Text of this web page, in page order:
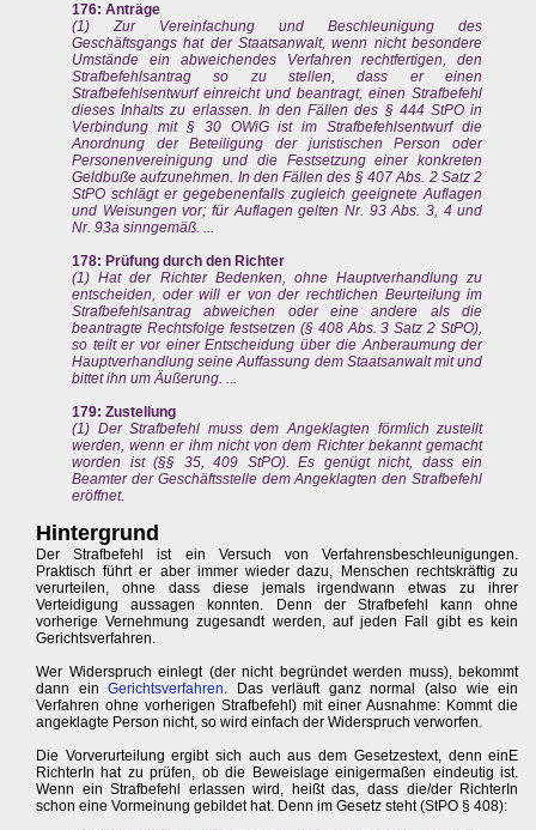
176: Anträge
(1) Zur Vereinfachung und Beschleunigung des
Geschäftsgangs hat der Staatsanwalt, wenn nicht besondere
Umstände ein abweichendes Verfahren rechtfertigen, den
Strafbefehlsantrag so zu stellen, dass er einen
Strafbefehlsentwurf einreicht und beantragt, einen Strafbefehl
dieses Inhalts zu erlassen. In den Fällen des § 444 StPO in
Verbindung mit § 30 OWiG ist im Strafbefehlsentwurf die
Anordnung der Beteiligung der juristischen Person oder
Personenvereinigung und die Festsetzung einer konkreten
Geldbuße aufzunehmen. In den Fällen des § 407 Abs. 2 Satz 2
StPO schlägt er gegebenenfalls zugleich geeignete Auflagen
und Weisungen vor; für Auflagen gelten Nr. 93 Abs. 3, 4 und
Nr. 93a sinngemäß. ...
178: Prüfung durch den Richter
(1) Hat der Richter Bedenken, ohne Hauptverhandlung zu
entscheiden, oder will er von der rechtlichen Beurteilung im
Strafbefehlsantrag abweichen oder eine andere als die
beantragte Rechtsfolge festsetzen (§ 408 Abs. 3 Satz 2 StPO),
so teilt er vor einer Entscheidung über die Anberaumung der
Hauptverhandlung seine Auffassung dem Staatsanwalt mit und
bittet ihn um Äußerung. ...
179: Zustellung
(1) Der Strafbefehl muss dem Angeklagten förmlich zustellt
werden, wenn er ihm nicht von dem Richter bekannt gemacht
worden ist (§§ 35, 409 StPO). Es genügt nicht, dass ein
Beamter der Geschäftsstelle dem Angeklagten den Strafbefehl
eröffnet.
Hintergrund
Der Strafbefehl ist ein Versuch von Verfahrensbeschleunigungen.
Praktisch führt er aber immer wieder dazu, Menschen rechtskräftig zu
verurteilen, ohne dass diese jemals irgendwann etwas zu ihrer
Verteidigung aussagen konnten. Denn der Strafbefehl kann ohne
vorherige Vernehmung zugesandt werden, auf jeden Fall gibt es kein
Gerichtsverfahren.
Wer Widerspruch einlegt (der nicht begründet werden muss), bekommt
dann einGerichtsverfahren. Das verläuft ganz normal (also wie ein
Verfahren ohne vorherigen Strafbefehl) mit einer Ausnahme: Kommt die
angeklagte Person nicht, so wird einfach der Widerspruch verworfen.
Die Vorverurteilung ergibt sich auch aus dem Gesetzestext, denn einE
RichterIn hat zu prüfen, ob die Beweislage einigermaßen eindeutig ist.
Wenn ein Strafbefehl erlassen wird, heißt das, dass die/der RichterIn
schon eine Vormeinung gebildet hat. Denn im Gesetz steht (StPO § 408):